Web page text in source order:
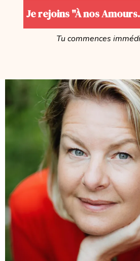
Je rejoins "À nos
Tu commences